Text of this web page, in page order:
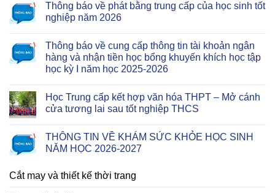
Thông báo về phát bằng trung cấp của học sinh tốt
nghiệp năm 2026
Thông báo về cung cấp thông tin tài khoản ngân
hàng và nhận tiền học bổng khuyến khích học tập
học kỳ I năm học 2025-2026
Học Trung cấp kết hợp văn hóa THPT – Mở cánh
cửa tương lai sau tốt nghiệp THCS
THÔNG TIN VỀ KHÁM SỨC KHỎE HỌC SINH
NĂM HỌC 2026-2027
Cắt may và thiết kế thời trang